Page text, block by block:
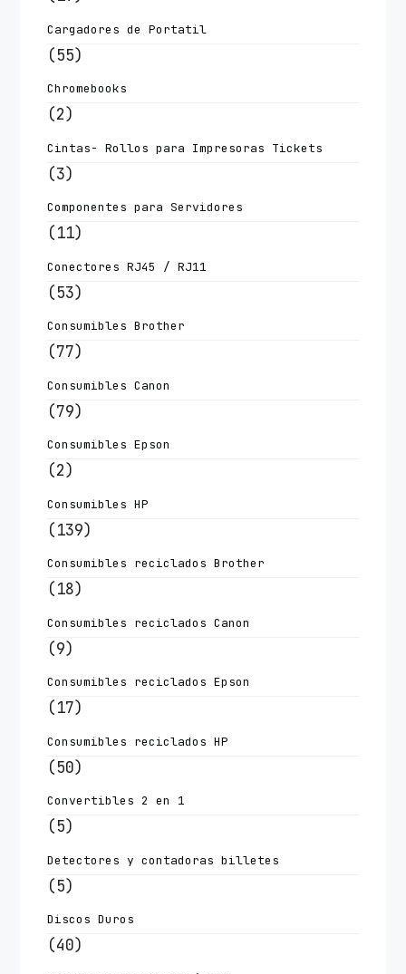
Cargadores de Portatil
(55)
Chromebooks
(2)
Cintas- Rollos para Impresoras Tickets
(3)
Componentes para Servidores
(11)
Conectores RJ45 / RJ11
(53)
Consumibles Brother
(77)
Consumibles Canon
(79)
Consumibles Epson
(2)
Consumibles HP
(139)
Consumibles reciclados Brother
(18)
Consumibles reciclados Canon
(9)
Consumibles reciclados Epson
(17)
Consumibles reciclados HP
(50)
Convertibles 2 en 1
(5)
Detectores y contadoras billetes
(5)
Discos Duros
(40)